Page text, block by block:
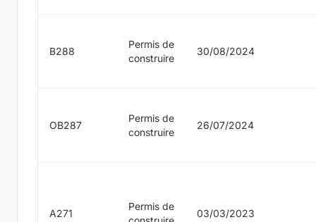
B288
Permis de
construire
30/08/2024
OB287
Permis de
construire
26/07/2024
A271
Permis de
03/03/2023